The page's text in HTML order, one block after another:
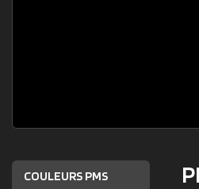
COULEURS PMS